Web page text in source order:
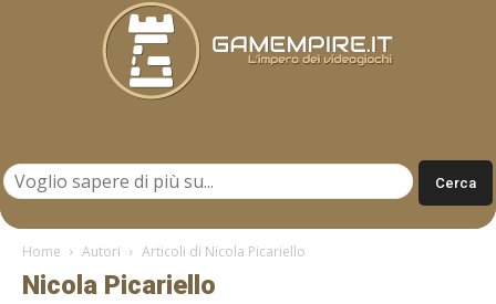
Home Autori Articoli di Nicola Picariello
Nicola Picariello